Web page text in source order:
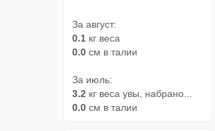
За август:
0.1 кг веса
0.0 см в талии
За июль:
3.2 кг веса увы, набрано...
0.0 см в талии